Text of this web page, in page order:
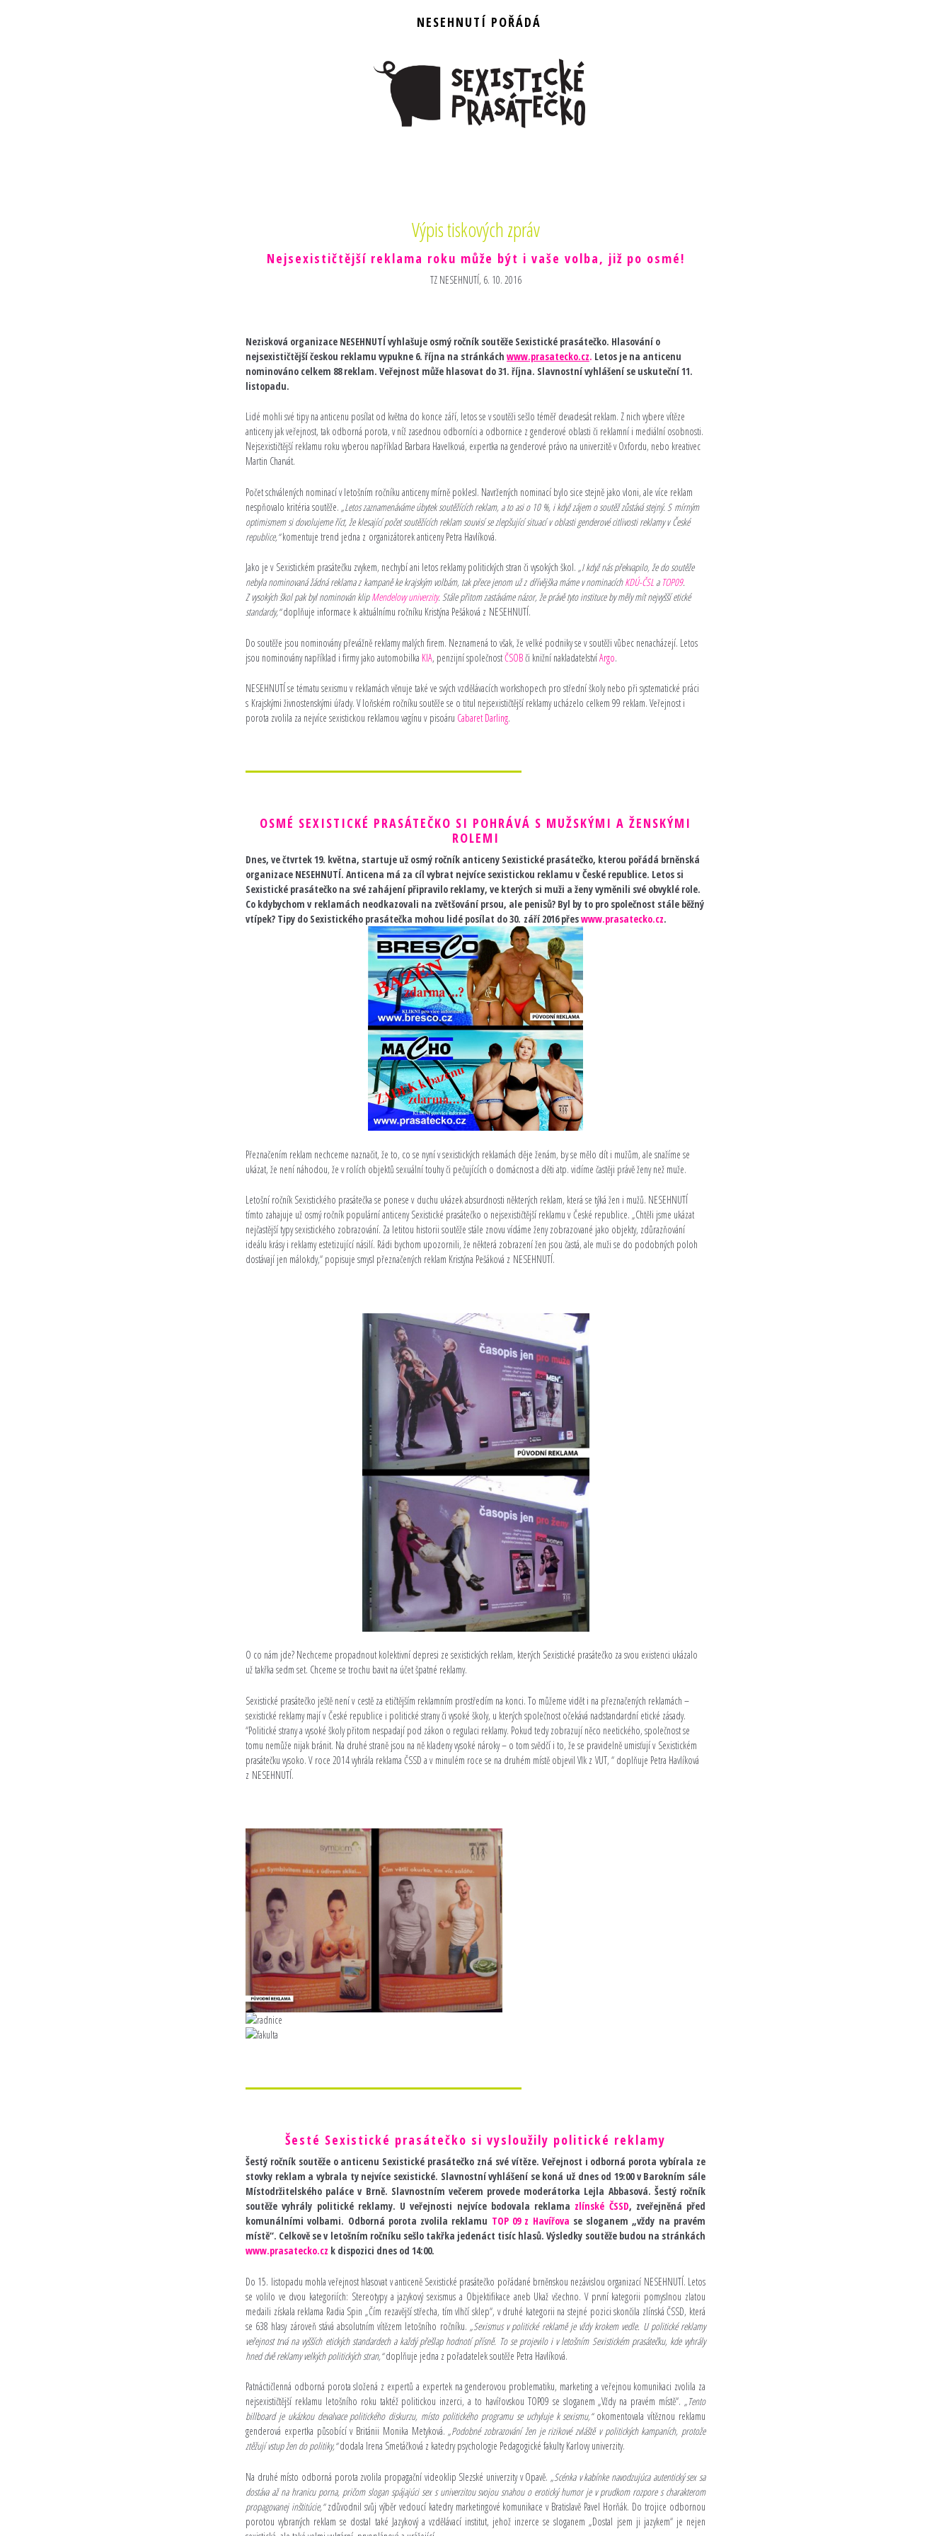
NESEHNUTÍ POŘÁDÁ
Výpis tiskových zpráv
Nejsexističtější reklama roku může být i vaše volba, již po osmé!
TZ NESEHNUTÍ, 6. 10. 2016
Nezisková organizace NESEHNUTÍ vyhlašuje osmý ročník soutěže Sexistické prasátečko. Hlasování o
nejsexističtější českou reklamu vypukne 6. října na stránkách www.prasatecko.cz. Letos je na anticenu
nominováno celkem 88 reklam. Veřejnost může hlasovat do 31. října. Slavnostní vyhlášení se uskuteční 11.
listopadu.
Lidé mohli své tipy na anticenu posílat od května do konce září, letos se v soutěži sešlo téměř devadesát reklam. Z nich vybere vítěze
anticeny jak veřejnost, tak odborná porota, v níž zasednou odborníci a odbornice z genderové oblasti či reklamní i mediální osobnosti.
Nejsexističtější reklamu roku vyberou například Barbara Havelková, expertka na genderové právo na univerzitě v Oxfordu, nebo kreativec
Martin Charvát.
Počet schválených nominací v letošním ročníku anticeny mírně poklesl. Navržených nominací bylo sice stejně jako vloni, ale více reklam
nespňovalo kritéria soutěže. „Letos zaznamenáváme úbytek soutěžících reklam, a to asi o 10 %, i když zájem o soutěž zůstává stejný. S mírným
optimismem si dovolujeme říct, že klesající počet soutěžících reklam souvisí se zlepšující situací v oblasti genderové citlivosti reklamy v České
republice,“komentuje trend jedna z organizátorek anticeny Petra Havlíková.
Jako je v Sexistickém prasátečku zvykem, nechybí ani letos reklamy politických stran či vysokých škol. „I když nás překvapilo, že do soutěže
nebyla nominovaná žádná reklama z kampaně ke krajským volbám, tak přece jenom už z dřívějška máme v nominacíchKDÚ-ČSL a TOP09.
Z vysokých škol pak byl nominován klipMendelovy univerzity. Stále přitom zastáváme názor, že právě tyto instituce by měly mít nejvyšší etické
standardy,“doplňuje informace k aktuálnímu ročníku Kristýna Pešáková z NESEHNUTÍ.
Do soutěže jsou nominovány převážně reklamy malých firem. Neznamená to však, že velké podniky se v soutěži vůbec nenacházejí. Letos
jsou nominovány například i firmy jako automobilka KIA, penzijní společnostČSOBči knižní nakladatelstvíArgo.
NESEHNUTÍ se tématu sexismu v reklamách věnuje také ve svých vzdělávacích workshopech pro střední školy nebo při systematické práci
s Krajskými živnostenskými úřady. V loňském ročníku soutěže se o titul nejsexističtější reklamy ucházelo celkem 99 reklam. Veřejnost i
porota zvolila za nejvíce sexistickou reklamou vagínu v pisoáru Cabaret Darling.
OSMÉ SEXISTICKÉ PRASÁTEČKO SI POHRÁVÁ S MUŽSKÝMI A ŽENSKÝMI
ROLEMI
Dnes, ve čtvrtek 19. května, startuje už osmý ročník anticeny Sexistické prasátečko, kterou pořádá brněnská
organizace NESEHNUTÍ. Anticena má za cíl vybrat nejvíce sexistickou reklamu v České republice. Letos si
Sexistické prasátečko na své zahájení připravilo reklamy, ve kterých si muži a ženy vyměnili své obvyklé role.
Co kdybychom v reklamách neodkazovali na zvětšování prsou, ale penisů? Byl by to pro společnost stále běžný
vtípek? Tipy do Sexistického prasátečka mohou lidé posílat do 30. září 2016 přeswww.prasatecko.cz.
Přeznačením reklam nechceme naznačit, že to, co se nyní v sexistických reklamách děje ženám, by se mělo dít i mužům, ale snažíme se
ukázat, že není náhodou, že v rolích objektů sexuální touhy či pečujících o domácnost a děti atp. vidíme častěji právě ženy než muže.
Letošní ročník Sexistického prasátečka se ponese v duchu ukázek absurdnosti některých reklam, která se týká žen i mužů. NESEHNUTÍ
tímto zahajuje už osmý ročník populární anticeny Sexistické prasátečko o nejsexističtější reklamu v České republice. „Chtěli jsme ukázat
nejčastější typy sexistického zobrazování. Za letitou historii soutěže stále znovu vídáme ženy zobrazované jako objekty, zdůrazňování
ideálu krásy i reklamy estetizující násilí. Rádi bychom upozornili, že některá zobrazení žen jsou častá, ale muži se do podobných poloh
dostávají jen málokdy,“ popisuje smysl přeznačených reklam Kristýna Pešáková z NESEHNUTÍ.
O co nám jde? Nechceme propadnout kolektivní depresi ze sexistických reklam, kterých Sexistické prasátečko za svou existenci ukázalo
už takřka sedm set. Chceme se trochu bavit na účet špatné reklamy.
Sexistické prasátečko ještě není v cestě za etičtějším reklamním prostředím na konci. To můžeme vidět i na přeznačených reklamách –
sexistické reklamy mají v České republice i politické strany či vysoké školy, u kterých společnost očekává nadstandardní etické zásady.
“Politické strany a vysoké školy přitom nespadají pod zákon o regulaci reklamy. Pokud tedy zobrazují něco neetického, společnost se
tomu nemůže nijak bránit. Na druhé straně jsou na ně kladeny vysoké nároky – o tom svědčí i to, že se pravidelně umisťují v Sexistickém
prasátečku vysoko. V roce 2014 vyhrála reklama ČSSD a v minulém roce se na druhém místě objevil Vlk z VUT, “ doplňuje Petra Havlíková
z NESEHNUTÍ.
Šesté Sexistické prasátečko si vysloužily politické reklamy
Šestý ročník soutěže o anticenu Sexistické prasátečko zná své vítěze. Veřejnost i odborná porota vybírala ze
stovky reklam a vybrala ty nejvíce sexistické. Slavnostní vyhlášení se koná už dnes od 19:00 v Barokním sále
Místodržitelského paláce v Brně. Slavnostním večerem provede moderátorka Lejla Abbasová. Šestý ročník
soutěže vyhrály politické reklamy. U veřejnosti nejvíce bodovala reklama zlínské ČSSD, zveřejněná před
komunálními volbami. Odborná porota zvolila reklamu TOP 09 z Havířova se sloganem „vždy na pravém
místě“. Celkově se v letošním ročníku sešlo takřka jedenáct tisíc hlasů. Výsledky soutěže budou na stránkách
www.prasatecko.cz k dispozici dnes od 14:00.
Do 15. listopadu mohla veřejnost hlasovat v anticeně Sexistické prasátečko pořádané brněnskou nezávislou organizací NESEHNUTÍ. Letos
se volilo ve dvou kategoriích: Stereotypy a jazykový sexismus a Objektifikace aneb Ukaž všechno. V první kategorii pomyslnou zlatou
medaili získala reklama Radia Spin „Čím rezavější střecha, tím vlhčí sklep“, v druhé kategorii na stejné pozici skončila zlínská ČSSD, která
se 638 hlasy zároveň stává absolutním vítězem letošního ročníku. „Sexismus v politické reklamě je vždy krokem vedle. U politické reklamy
veřejnost trvá na vyšších etických standardech a každý přešlap hodnotí přísně. To se projevilo i v letošním Sexistickém prasátečku, kde vyhrály
hned dvě reklamy velkých politických stran,“doplňuje jedna z pořadatelek soutěže Petra Havlíková.
Patnáctičlenná odborná porota složená z expertů a expertek na genderovou problematiku, marketing a veřejnou komunikaci zvolila za
nejsexističtější reklamu letošního roku taktéž politickou inzerci, a to havířovskou TOP09 se sloganem „Vždy na pravém místě“. „Tento
billboard je ukázkou devalvace politického diskurzu, místo politického programu se uchyluje k sexismu,“okomentovala vítěznou reklamu
genderová expertka působící v Británii Monika Metyková.„Podobné zobrazování žen je rizikové zvláště v politických kampaních, protože
ztěžují vstup žen do politiky,“dodala Irena Smetáčková z katedry psychologie Pedagogické fakulty Karlovy univerzity.
Na druhé místo odborná porota zvolila propagační videoklip Slezské univerzity v Opavě. „Scénka v kabínke navodzujúca autentický sex sa
dostáva až na hranicu porna, pričom slogan spájajúci sex s univerzitou svojou snahou o erotický humor je v prudkom rozpore s charakterom
propagovanej inštitúcie,“zdůvodnil svůj výběr vedoucí katedry marketingové komunikace v Bratislavě Pavel Horňák. Do trojice odbornou
porotou vybraných reklam se dostal také Jazykový a vzdělávací institut, jehož inzerce se sloganem „Dostal jsem ji jazykem“ je nejen